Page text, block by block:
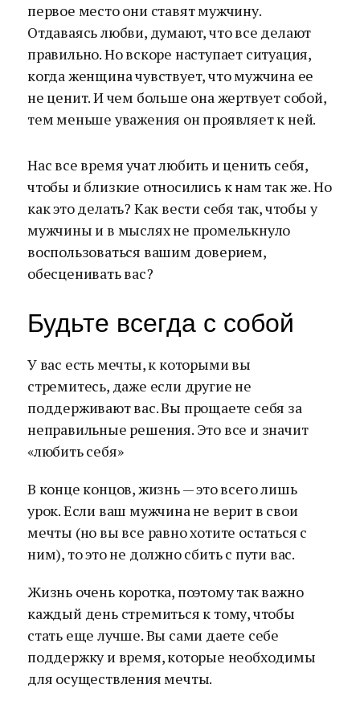
первое место они ставят мужчину.
Отдаваясь любви, думают, что все делают
правильно. Но вскоре наступает ситуация,
когда женщина чувствует, что мужчина ее
не ценит. И чем больше она жертвует собой,
тем меньше уважения он проявляет к ней.
Нас все время учат любить и ценить себя,
чтобы и близкие относились к нам так же. Но
как это делать? Как вести себя так, чтобы у
мужчины и в мыслях не промелькнуло
воспользоваться вашим доверием,
обесценивать вас?
Будьте всегда с собой
У вас есть мечты, к которыми вы
стремитесь, даже если другие не
поддерживают вас. Вы прощаете себя за
неправильные решения. Это все и значит
«любить себя»
В конце концов, жизнь — это всего лишь
урок. Если ваш мужчина не верит в свои
мечты (но вы все равно хотите остаться с
ним), то это не должно сбить с пути вас.
Жизнь очень коротка, поэтому так важно
каждый день стремиться к тому, чтобы
стать еще лучше. Вы сами даете себе
поддержку и время, которые необходимы
для осуществления мечты.